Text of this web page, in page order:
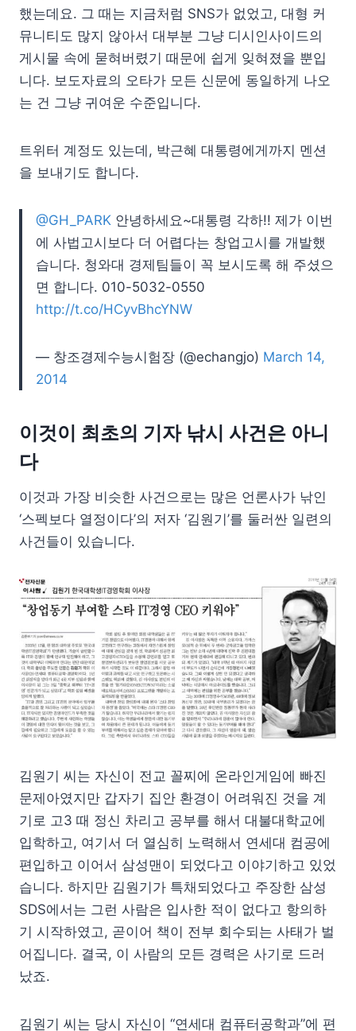
했는데요. 그 때는 지금처럼 SNS가 없었고, 대형 커
뮤니티도 많지 않아서 대부분 그냥 디시인사이드의
게시물 속에 묻혀버렸기 때문에 쉽게 잊혀졌을 뿐입
니다. 보도자료의 오타가 모든 신문에 동일하게 나오
는 건 그냥 귀여운 수준입니다.
트위터 계정도 있는데, 박근혜 대통령에게까지 멘션
을 보내기도 합니다.
@GH_PARK 안녕하세요~대통령 각하!! 제가 이번
에 사법고시보다 더 어렵다는 창업고시를 개발했
습니다. 청와대 경제팀들이 꼭 보시도록 해 주셨으
면 합니다. 010-5032-0550
http://t.co/HCyvBhcYNW
— 창조경제수능시험장 (@echangjo) March 14,
2014
이것이 최초의 기자 낚시 사건은 아니
다
이것과 가장 비슷한 사건으로는 많은 언론사가 낚인
‘스펙보다 열정이다’의 저자 ‘김원기’를 둘러싼 일련의
사건들이 있습니다.
김원기 씨는 자신이 전교 꼴찌에 온라인게임에 빠진
문제아였지만 갑자기 집안 환경이 어려워진 것을 계
기로 고3 때 정신 차리고 공부를 해서 대불대학교에
입학하고, 여기서 더 열심히 노력해서 연세대 컴공에
편입하고 이어서 삼성맨이 되었다고 이야기하고 있었
습니다. 하지만 김원기가 특채되었다고 주장한 삼성
SDS에서는 그런 사람은 입사한 적이 없다고 항의하
기 시작하였고, 곧이어 책이 전부 회수되는 사태가 벌
어집니다. 결국, 이 사람의 모든 경력은 사기로 드러
났죠.
김원기 씨는 당시 자신이 “연세대 컴퓨터공학과”에 편